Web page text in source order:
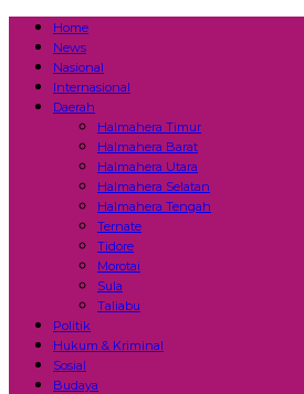
Home
News
Nasional
Internasional
Daerah
Halmahera Timur
Halmahera Barat
Halmahera Utara
Halmahera Selatan
Halmahera Tengah
Ternate
Tidore
Morotai
Sula
Taliabu
Politik
Hukum & Kriminal
Sosial
Budaya